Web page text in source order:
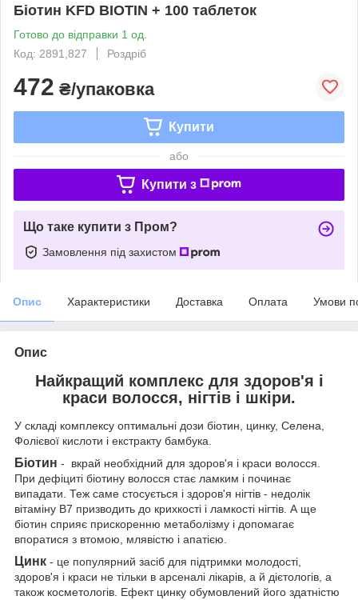
Біотин KFD BIOTIN + 100 таблеток
Готово до відправки 1 од.
Код: 2891,827
Роздріб
472 ₴/упаковка
Купити
або
Купити з
Що таке купити з Пром?
Замовлення під захистом
Опис Характеристики Доставка Оплата Умови
Опис
Найкращий комплекс для здоров'я і
краси волосся, нігтів і шкіри.
У складі комплексу оптимальні дози біотин, цинку, Селена,
Фолієвої кислоти і екстракту бамбука.
Біотин - вкрай необхідний для здоров'я і краси волосся.
При дефіциті біотину волосся стає ламким і починає
випадати. Теж саме стосується і здоров'я нігтів - недолік
вітаміну В7 призводить до крихкості і ламкості нігтів. А ще
біотин сприяє прискоренню метаболізму і допомагає
впоратися з втомою, млявістю і апатією.
Цинк - це популярний засіб для підтримки молодості,
здоров'я і краси не тільки в арсеналі лікарів, а й дієтологів, а
також косметологів. Ефект цинку обумовлений його здатністю